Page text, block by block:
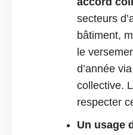
secteurs
bâtiment,
le
d’année
collective.
respecter
Un usage